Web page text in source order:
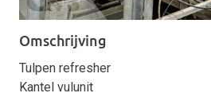
Omschrijving
Tulpen refresher
Kantel vulunit